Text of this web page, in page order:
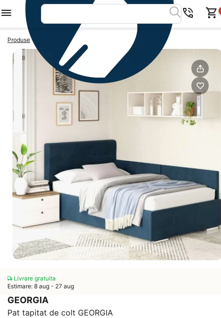
Produse > Pat tapitat de colt GEORGIA
Livrare gratuita
Estimare: 8 aug - 27 aug
GEORGIA
Pat tapitat de colt GEORGIA